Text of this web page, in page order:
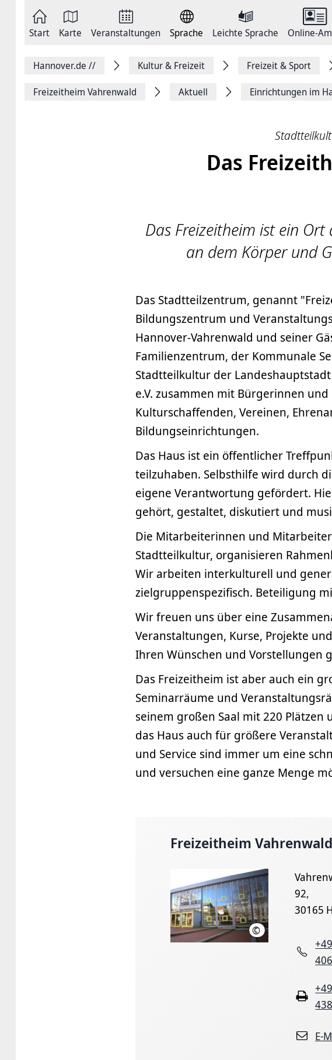
springen
Start Karte Veranstaltungen Sprache Leichte Sprache Online-
FacebookHannover.de // Kultur & Freizeit Freizeit & Sport
Freizeitheim Vahrenwald Aktuell Einrichtungen im
Das
Das Freizeitheim ist ein
an dem Körper und
Das Stadtteilzentrum, genannt
Bildungszentrum und
Hannover-Vahrenwald und seiner
Familienzentrum, der Kommunale
Stadtteilkultur der
e.V. zusammen mit Bürgerinnen
Kulturschaffenden, Vereinen,
Bildungseinrichtungen.
Das Haus ist ein öffentlicher
teilzuhaben. Selbsthilfe wird durch
eigene Verantwortung gefördert.
gehört, gestaltet, diskutiert und
Die Mitarbeiterinnen und
Stadtteilkultur, organisieren
Wir arbeiten interkulturell und
zielgruppenspezifisch. Beteiligung
Wir freuen uns über eine
Veranstaltungen, Kurse, Projekte
Ihren Wünschen und Vorstellungen
Das Freizeitheim ist aber auch ein
Seminarräume und
seinem großen Saal mit 220
das Haus auch für größere
und Service sind immer um eine
und versuchen eine ganze Menge
Freizeitheim Vahrenwald
© Landeshauptstadt
92,
30165
E-